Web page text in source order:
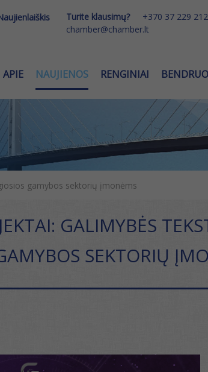
Turite klausimų?
+370 37 229 212
chamber@chamber.lt
APIE NAUJIENOS RENGINIAI
gamybos sektorių įmonėms
GALIMYBĖS
SEKTORIŲ